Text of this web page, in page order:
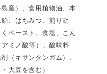
産）、食用植物油、本
、はちみつ、煎り胡
ペースト、食塩、こん
ミノ酸等）、酸味料
（キサンタンガム）、
大豆を含む）